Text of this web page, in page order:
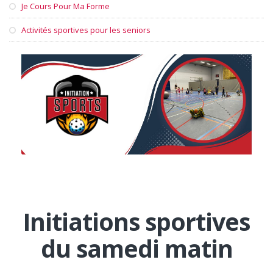
Je Cours Pour Ma Forme
Activités sportives pour les seniors
Initiations sportives
du samedi matin